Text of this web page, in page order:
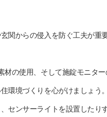
関からの侵入を防ぐ工夫が重
材の使用、そして施錠モニター
環境づくりを心がけましょう。
センサーライトを設置したり